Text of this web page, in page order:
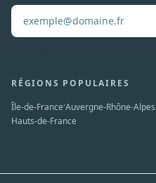
RÉGIONS POPULAIRES
Île-de-France·Auvergne-Rhône-Alpes
Hauts-de-France